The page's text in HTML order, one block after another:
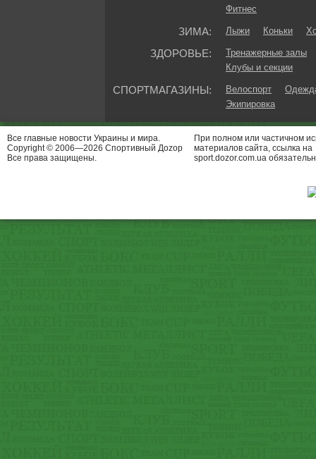
Фитнес
ЗИМА: Лыжи Коньки
ЗДОРОВЬЕ:
Тренажерные залы
Клубы и секции
СПОРТМАГАЗИНЫ: Велоспорт
Экипировка
Все главные новости Украины и мира.
Copyright © 2006—2026 Спортивный Доzор
Все права защищены.
При полном или частичном
материалов сайта, ссылка на
sport.dozor.com.ua